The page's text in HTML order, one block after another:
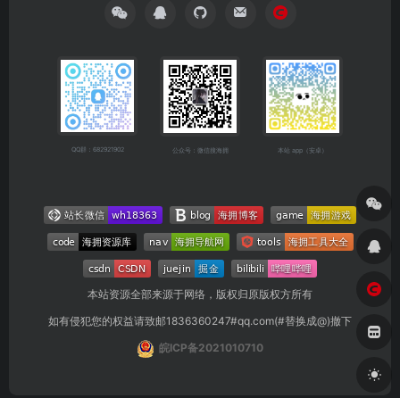
QQ群：682921902 公众号：微信搜海拥 本站 app（安卓）
本站资源全部来源于网络，版权归原版权方所有
如有侵犯您的权益请致邮1836360247#qq.com(#替换成@)撤下
皖ICP备2021010710